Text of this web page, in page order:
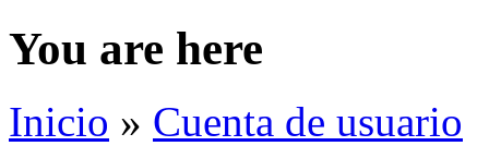
You are here
Inicio » Cuenta de usuario